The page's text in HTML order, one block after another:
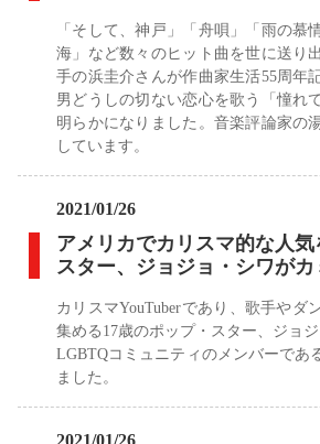
「そして、神戸」「舟唄」「雨の慕
海」など数々のヒット曲を世に送り
手の浜圭介さんが作曲家生活55周年
男どうしの切ない恋心を歌う「憧れ
明らかになりました。音楽評論家の
しています。
2021/01/26
アメリカでカリスマ的な人気
スター、ジョジョ・シワがカ
カリスマYouTuberであり、歌手やダ
集める17歳のポップ・スター、ジョジ
LGBTQコミュニティのメンバーであ
ました。
2021/01/26